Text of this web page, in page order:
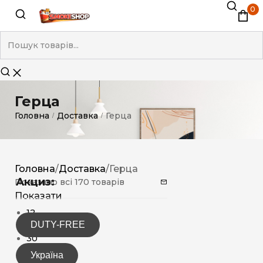
0
Герца
Головна / Доставка / Герца
Акциз:
DUTY-FREE
Україна
Головна/Доставка/Герца
Показано всі 170 товарів
Показати
12
15
30